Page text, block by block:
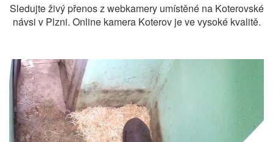
Sledujte živý přenos z webkamery umístěné na Koterovské
návsi v Plzni. Online kamera Koterov je ve vysoké kvalitě.